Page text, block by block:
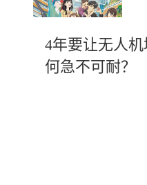
4年要让无人
何急不可耐？